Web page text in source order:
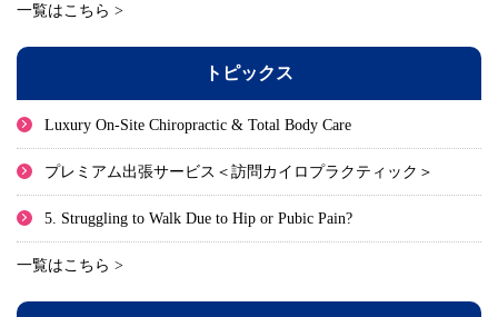
一覧はこちら >
トピックス
Luxury On-Site Chiropractic & Total Body Care
プレミアム出張サービス＜訪問カイロプラクティック＞
5. Struggling to Walk Due to Hip or Pubic Pain?
一覧はこちら >